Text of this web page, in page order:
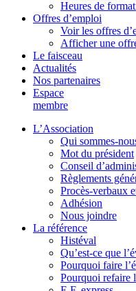
Heures de
Offres d’emploi
Voir les offres
Afficher une
Le faisceau
Actualités
Nos partenaires
Espace
membre
L’Association
Qui sommes-
Mot du président
Conseil
Règlements
Procès-verbaux
Adhésion
Nous joindre
La référence
Histéval
Qu’est-ce que
Pourquoi faire
Pourquoi refaire